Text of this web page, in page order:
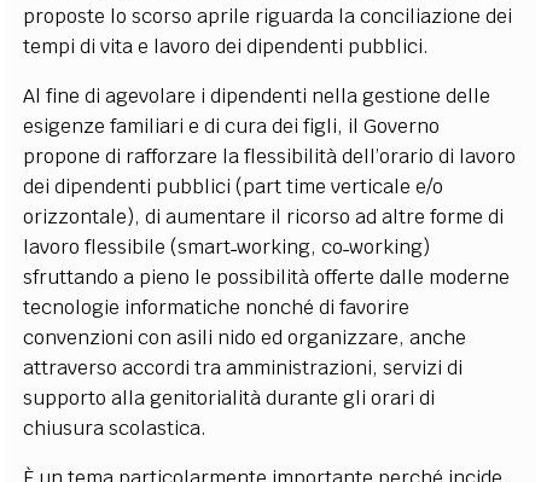
proposte lo scorso aprile riguarda la conciliazione dei
tempi di vita e lavoro dei dipendenti pubblici.
Al fine di agevolare i dipendenti nella gestione delle
esigenze familiari e di cura dei figli, il Governo
propone di rafforzare la flessibilità dell’orario di lavoro
dei dipendenti pubblici (part time verticale e/o
orizzontale), di aumentare il ricorso ad altre forme di
lavoro flessibile (smart˗working, co˗working)
sfruttando a pieno le possibilità offerte dalle moderne
tecnologie informatiche nonché di favorire
convenzioni con asili nido ed organizzare, anche
attraverso accordi tra amministrazioni, servizi di
supporto alla genitorialità durante gli orari di
chiusura scolastica.